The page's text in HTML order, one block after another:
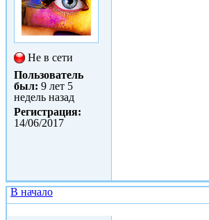
Не в сети
Пользователь
был: 9 лет 5
недель назад
Регистрация:
14/06/2017
В начало